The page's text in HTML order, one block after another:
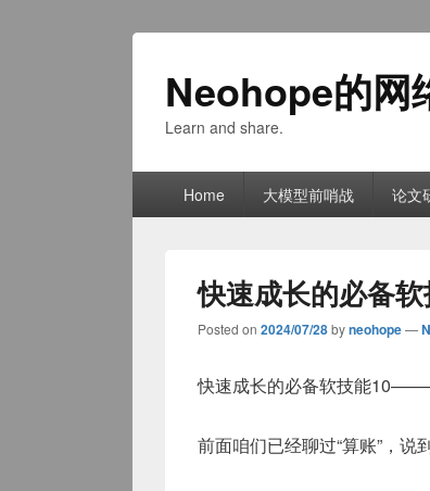
Neohope的网
Learn and share.
Home 大模型前哨战 论文
快速成长的必备
Posted on 2024/07/28byneohope—
快速成长的必备软技能
前面咱们已经聊过“算账”，说